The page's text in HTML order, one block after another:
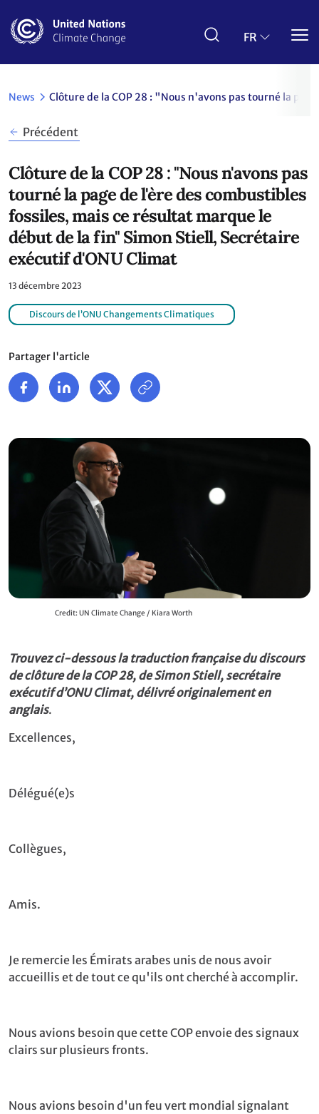
au
contenu
FR
News Clôture de la COP 28 : "Nous n'avons pas tourné la
Précédent
Clôture de la COP 28 : "Nous n'avons pas
tourné la page de l'ère des combustibles
fossiles, mais ce résultat marque le
début de la fin" Simon Stiell, Secrétaire
exécutif d'ONU Climat
13 décembre 2023
Discours de l’ONU Changements Climatiques
Partager l'article
Credit: UN Climate Change / Kiara Worth
Trouvez ci-dessous la traduction française du discours
de clôture de la COP 28, de Simon Stiell, secrétaire
exécutif d’ONU Climat, délivré originalement en
anglais.
Excellences,
Délégué(e)s
Collègues,
Amis.
Je remercie les Émirats arabes unis de nous avoir
accueillis et de tout ce qu'ils ont cherché à accomplir.
Nous avions besoin que cette COP envoie des signaux
clairs sur plusieurs fronts.
Nous avions besoin d'un feu vert mondial signalant